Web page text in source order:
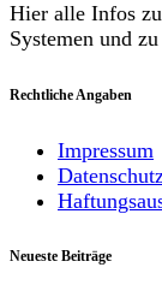
Hier alle Infos
Systemen und
Rechtliche Angaben
Impressum
Neueste Beiträge